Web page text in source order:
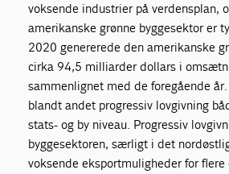
voksende industrier på verdensplan,
amerikanske grønne byggesektor er
2020 genererede den amerikanske
cirka 94,5 milliarder dollars i
sammenlignet med de foregående
blandt andet progressiv lovgivning
stats- og by niveau. Progressiv
byggesektoren, særligt i det
voksende eksportmuligheder for flere